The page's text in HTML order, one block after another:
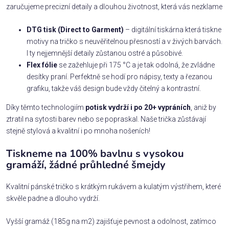
zaručujeme precizní detaily a dlouhou životnost, která vás nezklame
DTG tisk (Direct to Garment) – digitální tiskárna která tiskne
motivy na tričko s neuvěřitelnou přesností a v živých barvách.
I ty nejjemnější detaily zůstanou ostré a působivé.
Flex fólie se zažehluje při 175 °C a je tak odolná, že zvládne
desítky praní. Perfektně se hodí pro nápisy, texty a řezanou
grafiku, takže váš design bude vždy čitelný a kontrastní.
Díky těmto technologiím potisk vydrží i po 20+ vypráních, aniž by
ztratil na sytosti barev nebo se popraskal. Naše trička zůstávají
stejně stylová a kvalitní i po mnoha nošeních!
Tiskneme na 100% bavlnu s vysokou
gramáží, žádné průhledné šmejdy
Kvalitní pánské tričko s krátkým rukávem a kulatým výstřihem, které
skvěle padne a dlouho vydrží.
Vyšší gramáž (185g na m2) zajišťuje pevnost a odolnost, zatímco